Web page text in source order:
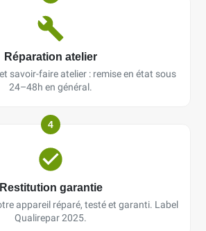
Réparation atelier
savoir-faire atelier : remise en état sous
24–48h en général.
4
Restitution garantie
appareil réparé, testé et garanti. Label
Qualirepar 2025.